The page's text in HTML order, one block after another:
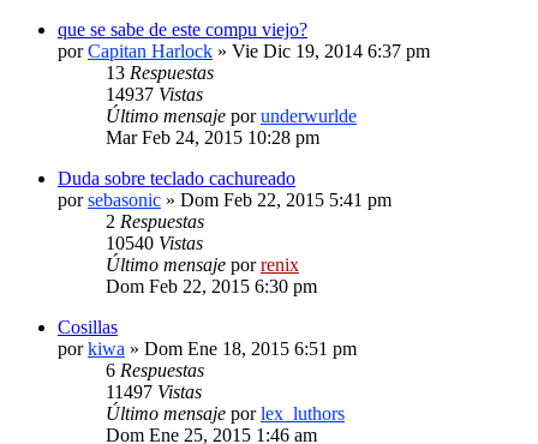
que se sabe de este compu viejo?
porCapitan Harlock » Vie Dic 19, 2014 6:37 pm
13 Respuestas
14937 Vistas
Último mensaje porunderwurlde
Mar Feb 24, 2015 10:28 pm
Duda sobre teclado cachureado
porsebasonic » Dom Feb 22, 2015 5:41 pm
2 Respuestas
10540 Vistas
Último mensaje porrenix
Dom Feb 22, 2015 6:30 pm
Cosillas
porkiwa » Dom Ene 18, 2015 6:51 pm
6 Respuestas
11497 Vistas
Último mensaje porlex_luthors
Dom Ene 25, 2015 1:46 am